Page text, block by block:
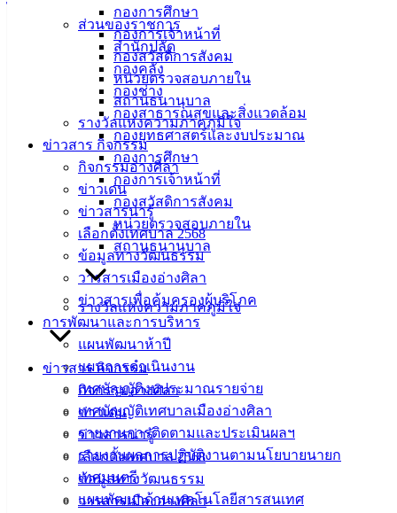
กองการศึกษา
กองการเจ้าหน้าที่
กองสวัสดิการสังคม
หน่วยตรวจสอบภายใน
สถานธนานุบาล
รางวัลแห่งความภาคภูมิใจ
ข่าวสาร กิจกรรม
กิจกรรมอ่างศิลา
ข่าวเด่น
ข่าวสารน่ารู้
เลือกตั้งเทศบาล 2568
ข้อมูลทางวัฒนธรรม
วารสารเมืองอ่างศิลา
ข่าวสารเพื่อคุ้มครองผู้บริโภค
การพัฒนาและการบริหาร
แผนพัฒนาห้าปี
แผนการดำเนินงาน
เทศบัญญัติงบประมาณรายจ่าย
เทศบัญญัติเทศบาลเมืองอ่างศิลา
รายงานการติดตามและประเมินผลฯ
รายงานผลการปฏิบัติงานตามนโยบายนายก
เทศมนตรี
แผนพัฒนาด้านเทคโนโลยีสารสนเทศ
ส่วนของราชการ
สำนักปลัด
กองคลัง
กองช่าง
กองสาธารณสุขและสิ่งแวดล้อม
กองยุทธศาสตร์และงบประมาณ
กองการศึกษา
กองการเจ้าหน้าที่
กองสวัสดิการสังคม
หน่วยตรวจสอบภายใน
สถานธนานุบาล
รางวัลแห่งความภาคภูมิใจ
ข่าวสาร กิจกรรม
กิจกรรมอ่างศิลา
ข่าวเด่น
ข่าวสารน่ารู้
เลือกตั้งเทศบาล 2568
ข้อมูลทางวัฒนธรรม
วารสารเมืองอ่างศิลา
ไทย) หมู่ 1 ตำบลอ่างศิลาดาวน์โหลด
ศิลา
สำนักงาน
เทศบาลเมือง
อ่างศิลา 90/338
ม.3 ต.เสม็ด
อ.เมือง จ.ชลบุรี
038-
142-100-104
บริการ
ประชาชน
ดาวน์โหลด